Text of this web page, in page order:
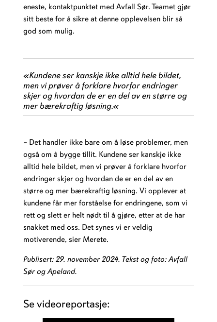
eneste, kontaktpunktet med Avfall Sør. Teamet gjør
sitt beste for å sikre at denne opplevelsen blir så
god som mulig.
«Kundene ser kanskje ikke alltid hele bildet,
men vi prøver å forklare hvorfor endringer
skjer og hvordan de er en del av en større og
mer bærekraftig løsning.«
– Det handler ikke bare om å løse problemer, men
også om å bygge tillit. Kundene ser kanskje ikke
alltid hele bildet, men vi prøver å forklare hvorfor
endringer skjer og hvordan de er en del av en
større og mer bærekraftig løsning. Vi opplever at
kundene får mer forståelse for endringene, som vi
rett og slett er helt nødt til å gjøre, etter at de har
snakket med oss. Det synes vi er veldig
motiverende, sier Merete.
Publisert: 29. november 2024. Tekst og foto: Avfall
Sør og Apeland.
Se videoreportasje: